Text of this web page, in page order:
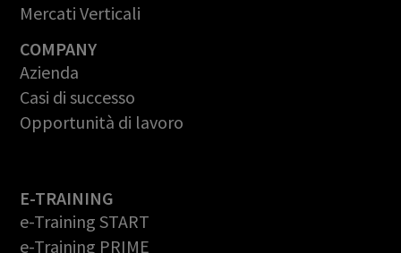
Mercati Verticali
COMPANY
Azienda
Casi di successo
Opportunità di lavoro
E-TRAINING
e-Training START
e-Training PRIME